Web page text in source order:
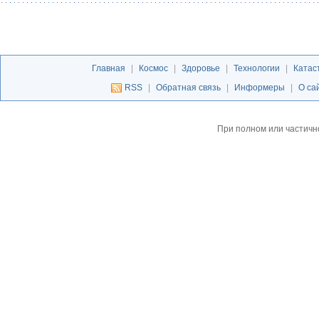
Главная | Космос | Здоровье | Технологии |
RSS
| Обратная связь | Информеры | О
При полном или